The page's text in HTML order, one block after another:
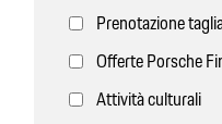
Prenotazione
Offerte Porsche
Attività culturali